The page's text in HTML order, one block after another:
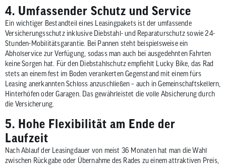
4. Umfassender Schutz und Service
Ein wichtiger Bestandteil eines Leasingpakets ist der umfassende
Versicherungsschutz inklusive Diebstahl- und Reparaturschutz sowie 24-
Stunden-Mobilitätsgarantie. Bei Pannen steht beispielsweise ein
Abholservice zur Verfügung, sodass man auch bei ausgedehnten Fahrten
keine Sorgen hat. Für den Diebstahlschutz empfiehlt Lucky Bike, das Rad
stets an einem fest im Boden verankerten Gegenstand mit einem fürs
Leasing anerkannten Schloss anzuschließen – auch in Gemeinschaftskellern,
Hinterhöfen oder Garagen. Das gewährleistet die volle Absicherung durch
die Versicherung.
5. Hohe Flexibilität am Ende der
Laufzeit
Nach Ablauf der Leasingdauer von meist 36 Monaten hat man die Wahl
zwischen Rückgabe oder Übernahme des Rades zu einem attraktiven Preis,